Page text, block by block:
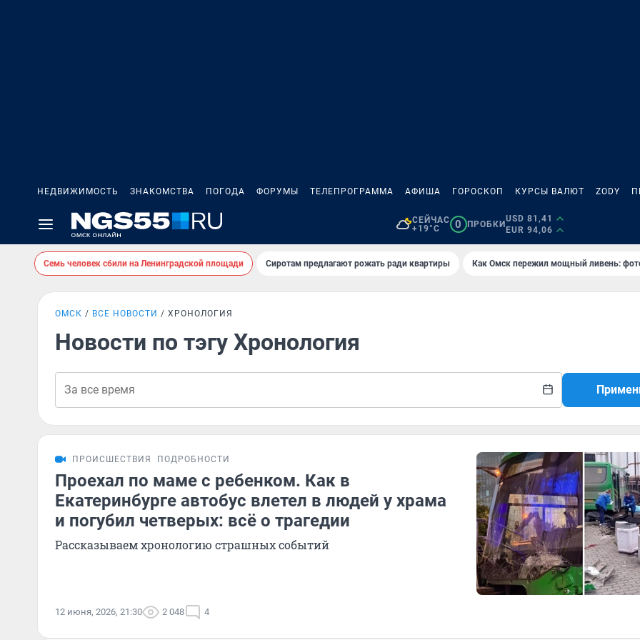
НЕДВИЖИМОСТЬ ЗНАКОМСТВА ПОГОДА ФОРУМЫ ТЕЛЕПРОГРАММА АФИША ГОРОСКОП КУРСЫ ВАЛЮТ ZODY
СЕЙЧАС
+19°C
0 ПРОБКИ
USD 81,41
EUR 94,06
Семь человек сбили на Ленинградской площади Сиротам предлагают рожать ради квартиры Как Омск пережил мощный ливень:
ОМСК ВСЕ НОВОСТИ ХРОНОЛОГИЯ
Новости по тэгу Хронология
ПРОИСШЕСТВИЯ ПОДРОБНОСТИ
Проехал по маме с ребенком. Как в
Екатеринбурге автобус влетел в людей у храма
и погубил четверых: всё о трагедии
Рассказываем хронологию страшных событий
12 июня, 2026, 21:30 2 048 4